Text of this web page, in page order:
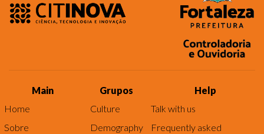
Main
Home
Sobre
Grupos
Culture
Demography
Help
Talk with us
Frequently asked